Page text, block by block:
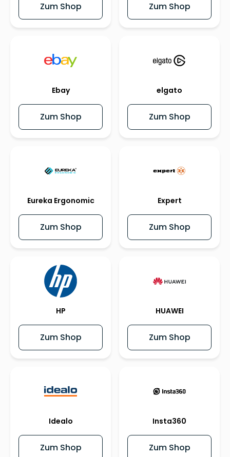
Zum Shop Zum Shop
Ebay
Zum Shop
elgato
Zum Shop
Eureka Ergonomic
Zum Shop
Expert
Zum Shop
HP
Zum Shop
HUAWEI
Zum Shop
Idealo
Zum Shop
Insta360
Zum Shop